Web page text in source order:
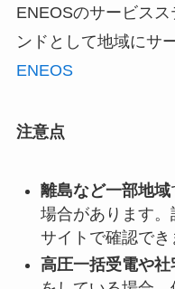
ENEOSのサービス
ンドとして地域にサ
ENEOS
注意点
離島など一部地域
場合があります
サイトで確認でき
高圧一括受電や社